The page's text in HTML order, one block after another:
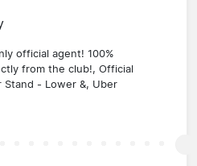
official agent! 100%
from the club!, Official
Stand - Lower &, Uber